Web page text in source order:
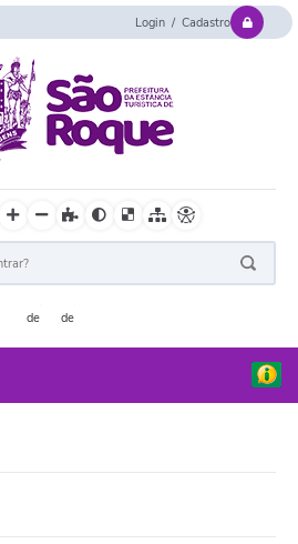
Login / Cadastro